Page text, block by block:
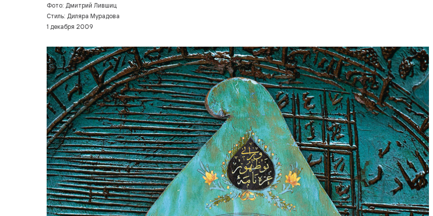
Фото: Дмитрий Лившиц
Стиль: Диляра Мурадова
1 декабря 2009